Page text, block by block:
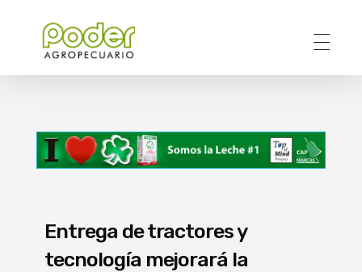
Entrega de tractores y
tecnología mejorará la